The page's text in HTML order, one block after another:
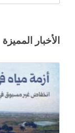
الأخبار المميزة